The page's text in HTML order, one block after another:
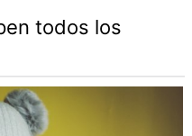
todos los